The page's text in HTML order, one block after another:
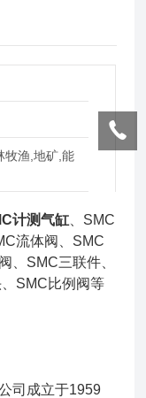
牧渔,地矿,能
计测气缸 、SMC
流体阀、SMC
、SMC三联件、
SMC比例阀等
司成立于1959